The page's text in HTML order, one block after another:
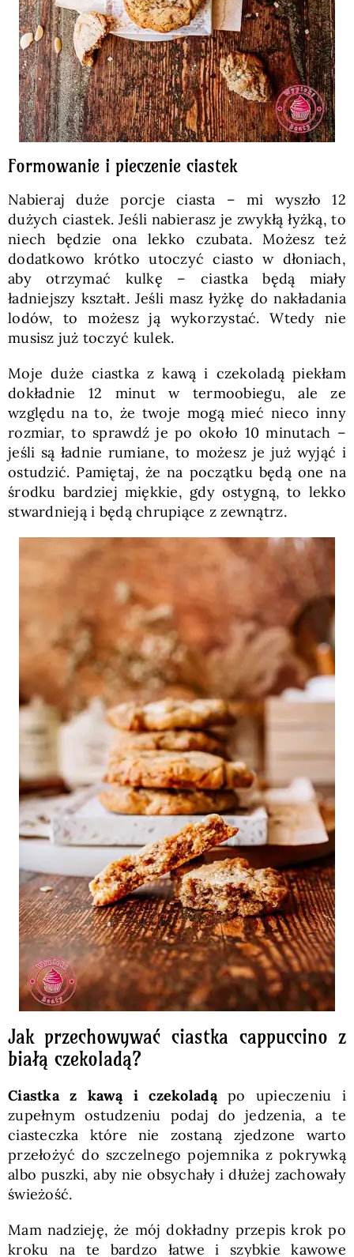
Formowanie i pieczenie ciastek
Nabieraj duże porcje ciasta – mi wyszło 12
dużych ciastek. Jeśli nabierasz je zwykłą łyżką, to
niech będzie ona lekko czubata. Możesz też
dodatkowo krótko utoczyć ciasto w dłoniach,
aby otrzymać kulkę – ciastka będą miały
ładniejszy kształt. Jeśli masz łyżkę do nakładania
lodów, to możesz ją wykorzystać. Wtedy nie
musisz już toczyć kulek.
Moje duże ciastka z kawą i czekoladą piekłam
dokładnie 12 minut w termoobiegu, ale ze
względu na to, że twoje mogą mieć nieco inny
rozmiar, to sprawdź je po około 10 minutach –
jeśli są ładnie rumiane, to możesz je już wyjąć i
ostudzić. Pamiętaj, że na początku będą one na
środku bardziej miękkie, gdy ostygną, to lekko
stwardnieją i będą chrupiące z zewnątrz.
Jak przechowywać ciastka cappuccino z
białą czekoladą?
Ciastka z kawą i czekoladąpo upieczeniu i
zupełnym ostudzeniu podaj do jedzenia, a te
ciasteczka które nie zostaną zjedzone warto
przełożyć do szczelnego pojemnika z pokrywką
albo puszki, aby nie obsychały i dłużej zachowały
świeżość.
Mam nadzieję, że mój dokładny przepis krok po
kroku na te bardzo łatwe i szybkie kawowe